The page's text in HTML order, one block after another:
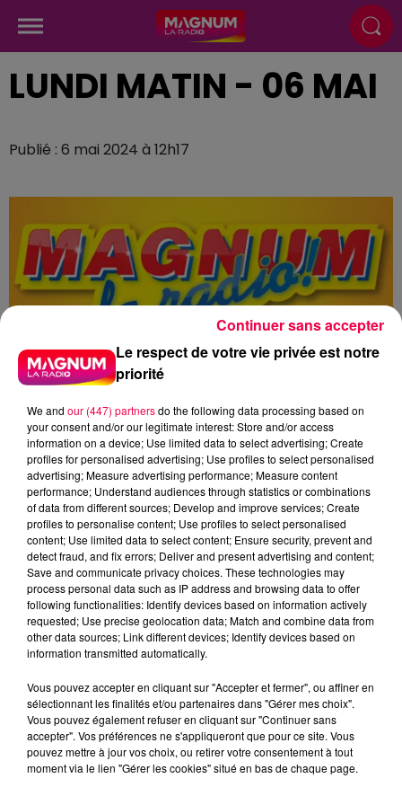
LUNDI MATIN - 06 MAI
Publié : 6 mai 2024 à 12h17
Flash infos
Crédit :Flash infos
podcasts/2024/05/12h.mp3
Le respect de votre vie privée est notre
priorité
We and our (447) partnersdo the following data processing based on
your consent and/or our legitimate interest: Store and/or access
information on a device; Use limited data to select advertising; Create
profiles for personalised advertising; Use profiles to select personalised
advertising; Measure advertising performance; Measure content
performance; Understand audiences through statistics or combinations
of data from different sources; Develop and improve services; Create
profiles to personalise content; Use profiles to select personalised
content; Use limited data to select content; Ensure security, prevent and
detect fraud, and fix errors; Deliver and present advertising and content;
Save and communicate privacy choices. These technologies may
process personal data such as IP address and browsing data to offer
following functionalities: Identify devices based on information actively
requested; Use precise geolocation data; Match and combine data from
other data sources; Link different devices; Identify devices based on
information transmitted automatically.
Vous pouvez accepter en cliquant sur "Accepter et fermer", ou affiner en
sélectionnant les finalités et/ou partenaires dans "Gérer mes choix".
Vous pouvez également refuser en cliquant sur "Continuer sans
accepter". Vos préférences ne s'appliqueront que pour ce site. Vous
pouvez mettre à jour vos choix, ou retirer votre consentement à tout
moment via le lien "Gérer les cookies" situé en bas de chaque page.
Continuer sans accepter